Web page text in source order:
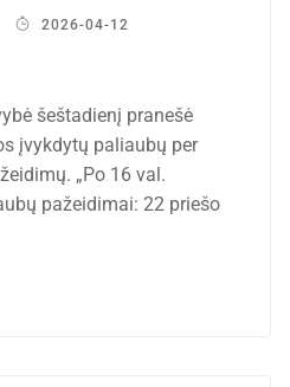
2026-04-12
šeštadienį pranešė
įvykdytų paliaubų per
„Po 16 val.
pažeidimai: 22 priešo